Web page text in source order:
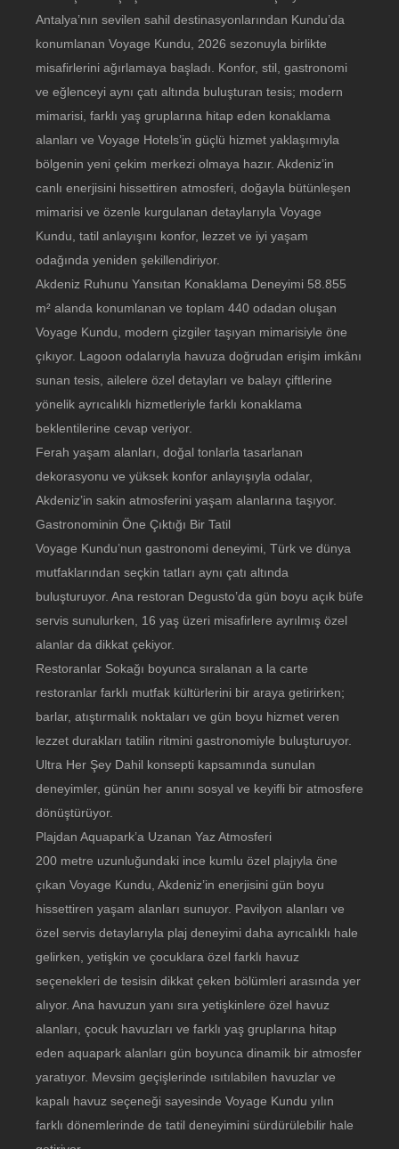
Antalya’nın sevilen sahil destinasyonlarından Kundu’da
konumlanan Voyage Kundu, 2026 sezonuyla birlikte
misafirlerini ağırlamaya başladı. Konfor, stil, gastronomi
ve eğlenceyi aynı çatı altında buluşturan tesis; modern
mimarisi, farklı yaş gruplarına hitap eden konaklama
alanları ve Voyage Hotels’in güçlü hizmet yaklaşımıyla
bölgenin yeni çekim merkezi olmaya hazır. Akdeniz’in
canlı enerjisini hissettiren atmosferi, doğayla bütünleşen
mimarisi ve özenle kurgulanan detaylarıyla Voyage
Kundu, tatil anlayışını konfor, lezzet ve iyi yaşam
odağında yeniden şekillendiriyor.
Akdeniz Ruhunu Yansıtan Konaklama Deneyimi 58.855
m² alanda konumlanan ve toplam 440 odadan oluşan
Voyage Kundu, modern çizgiler taşıyan mimarisiyle öne
çıkıyor. Lagoon odalarıyla havuza doğrudan erişim imkânı
sunan tesis, ailelere özel detayları ve balayı çiftlerine
yönelik ayrıcalıklı hizmetleriyle farklı konaklama
beklentilerine cevap veriyor.
Ferah yaşam alanları, doğal tonlarla tasarlanan
dekorasyonu ve yüksek konfor anlayışıyla odalar,
Akdeniz’in sakin atmosferini yaşam alanlarına taşıyor.
Gastronominin Öne Çıktığı Bir Tatil
Voyage Kundu’nun gastronomi deneyimi, Türk ve dünya
mutfaklarından seçkin tatları aynı çatı altında
buluşturuyor. Ana restoran Degusto’da gün boyu açık büfe
servis sunulurken, 16 yaş üzeri misafirlere ayrılmış özel
alanlar da dikkat çekiyor.
Restoranlar Sokağı boyunca sıralanan a la carte
restoranlar farklı mutfak kültürlerini bir araya getirirken;
barlar, atıştırmalık noktaları ve gün boyu hizmet veren
lezzet durakları tatilin ritmini gastronomiyle buluşturuyor.
Ultra Her Şey Dahil konsepti kapsamında sunulan
deneyimler, günün her anını sosyal ve keyifli bir atmosfere
dönüştürüyor.
Plajdan Aquapark’a Uzanan Yaz Atmosferi
200 metre uzunluğundaki ince kumlu özel plajıyla öne
çıkan Voyage Kundu, Akdeniz’in enerjisini gün boyu
hissettiren yaşam alanları sunuyor. Pavilyon alanları ve
özel servis detaylarıyla plaj deneyimi daha ayrıcalıklı hale
gelirken, yetişkin ve çocuklara özel farklı havuz
seçenekleri de tesisin dikkat çeken bölümleri arasında yer
alıyor. Ana havuzun yanı sıra yetişkinlere özel havuz
alanları, çocuk havuzları ve farklı yaş gruplarına hitap
eden aquapark alanları gün boyunca dinamik bir atmosfer
yaratıyor. Mevsim geçişlerinde ısıtılabilen havuzlar ve
kapalı havuz seçeneği sayesinde Voyage Kundu yılın
farklı dönemlerinde de tatil deneyimini sürdürülebilir hale